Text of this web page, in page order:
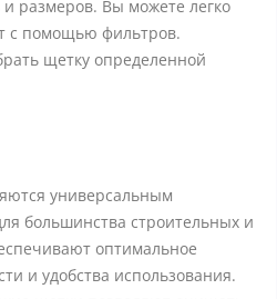
размеров. Вы можете легко
с помощью фильтров.
щетку определенной
универсальным
большинства строительных и
оптимальное
и удобства использования.